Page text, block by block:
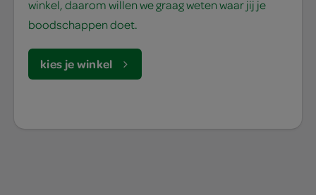
winkel, daarom willen we graag weten waar jij je
boodschappen doet.
kies je winkel